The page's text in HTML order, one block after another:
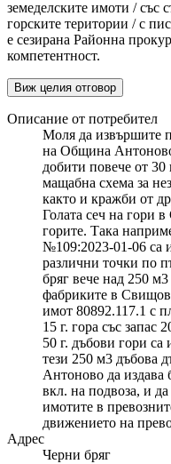
земеделските имоти / със
горските територии / с
е сезирана Районна
компетентност.
Виж целия отговор
Описание от потребител
Моля да извършите
на Община
добити повече от 30
мащабна схема за
както и кражби от
Голата сеч на гори
горите. Така
№109:2023-01-06 са
различни точки по
бряг вече над 250
фабриките в
имот 80892.117.1 с
15 г. гора със запас
50 г. дъбови гори са
тези 250 м3 дъбова
Антоново да издава
вкл. на подвоза, и
имотите в
движението на
Адрес
Черни бряг